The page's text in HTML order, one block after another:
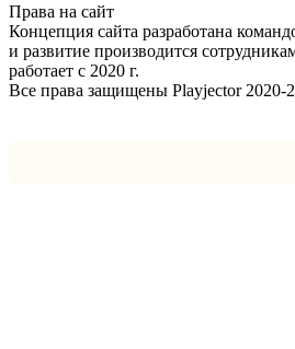
Права на сайт
Концепция сайта разработана
и развитие производится
работает с 2020 г.
Все права защищены Playjector 2020-